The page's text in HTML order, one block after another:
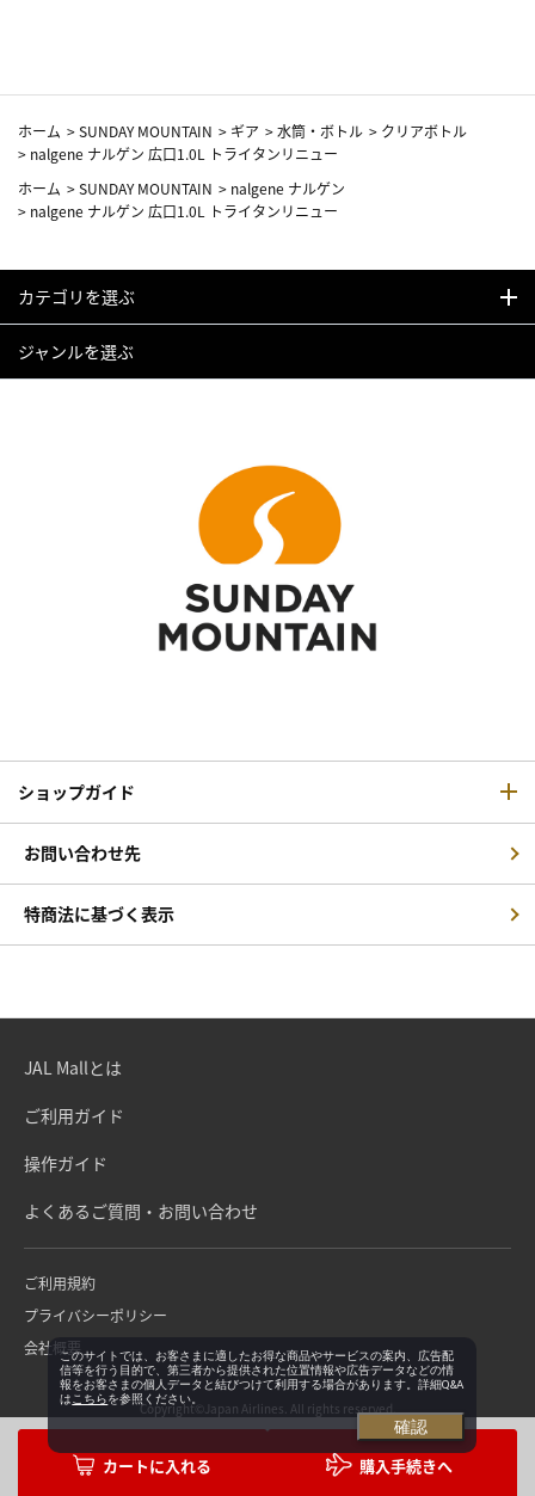
購入手続きへ
ホーム >SUNDAY MOUNTAIN > ギア >水筒・ボトル > クリアボトル
> nalgene ナルゲン 広口1.0L トライタンリニュー
ホーム >SUNDAY MOUNTAIN > nalgene ナルゲン
> nalgene ナルゲン 広口1.0L トライタンリニュー
カテゴリを選ぶ
ジャンルを選ぶ
ショップガイド
お問い合わせ先
特商法に基づく表示
JAL Mallとは
ご利用ガイド
操作ガイド
よくあるご質問・お問い合わせ
ご利用規約
プライバシーポリシー
会社概要
Copyright©Japan Airlines. All rights reserved.
このサイトでは、お客さまに適したお得な商品やサービスの案内、広告配
信等を行う目的で、第三者から提供された位置情報や広告データなどの情
報をお客さまの個人データと結びつけて利用する場合があります。詳細Q&A
は こちらを参照ください。
確認